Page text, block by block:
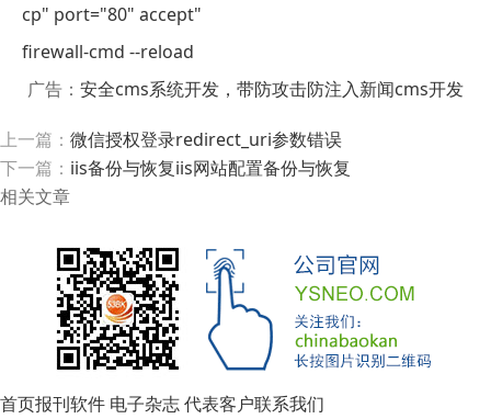
cp" port="80" accept"
firewall-cmd --reload
广告： 安全cms系统开发，带防攻击防注入新闻cms开发
上一篇： 微信授权登录redirect_uri参数错误
下一篇： iis备份与恢复iis网站配置备份与恢复
相关文章
首页报刊软件 电子杂志代表客户联系我们